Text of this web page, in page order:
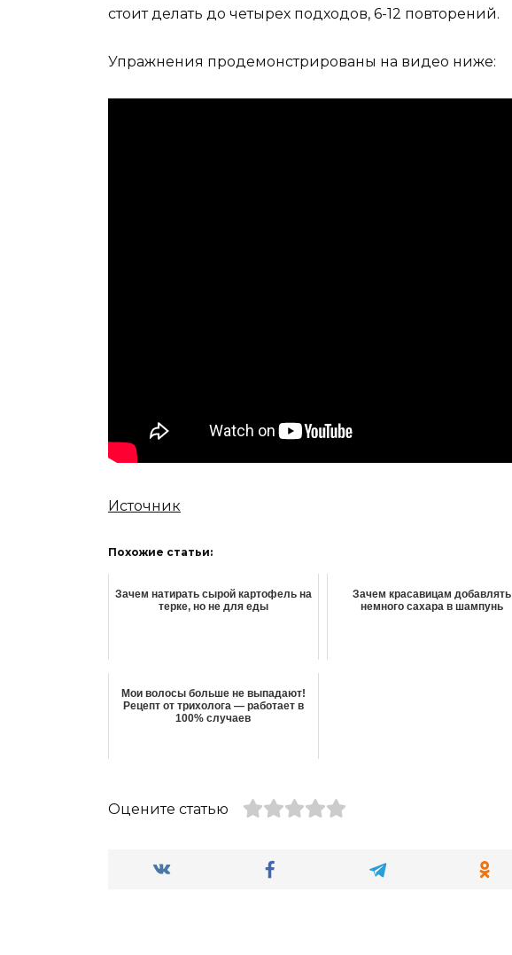
стоит делать до четырех подходов, 6-12 повторений.
Упражнения продемонстрированы на видео ниже:
Источник
Похожие статьи:
Зачем натирать сырой картофель на
терке, но не для еды
Зачем красавицам добавлять
немного сахара в шампунь
Мои волосы больше не выпадают!
Рецепт от трихолога — работает в
100% случаев
Оцените статью